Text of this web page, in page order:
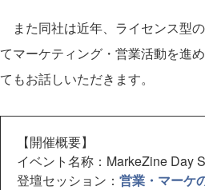
また同社は近年、ライセンス型
てマーケティング・営業活動を進
てもお話しいただきます。
【開催概要】
イベント名称：MarkeZine Day
登壇セッション： 営業・マーケ